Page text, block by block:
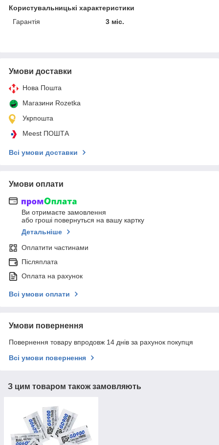
Користувальницькі характеристики
Гарантія
3 міс.
Умови доставки
Нова Пошта
Магазини Rozetka
Укрпошта
Meest ПОШТА
Всі умови доставки
Умови оплати
Ви отримаєте замовлення
або гроші повернуться на вашу картку
Детальніше
Оплатити частинами
Післяплата
Оплата на рахунок
Всі умови оплати
Умови повернення
Повернення товару впродовж 14 днів за рахунок покупця
Всі умови повернення
З цим товаром також замовляють